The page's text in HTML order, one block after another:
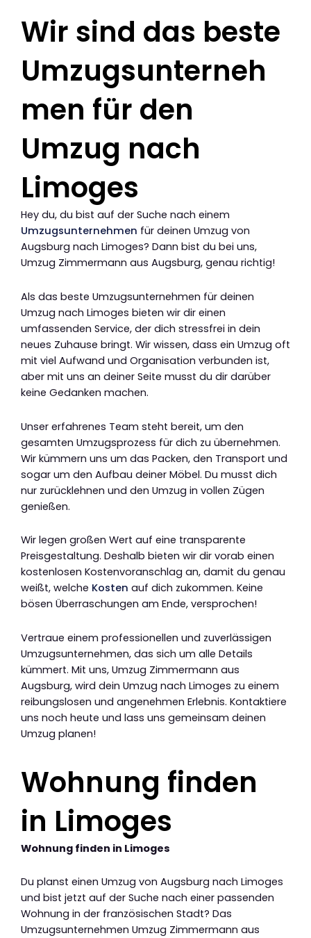
Wir sind das beste
Umzugsunterneh
men für den
Umzug nach
Limoges
Hey du, du bist auf der Suche nach einem
Umzugsunternehmen für deinen Umzug von
Augsburg nach Limoges? Dann bist du bei uns,
Umzug Zimmermann aus Augsburg, genau richtig!
Als das beste Umzugsunternehmen für deinen
Umzug nach Limoges bieten wir dir einen
umfassenden Service, der dich stressfrei in dein
neues Zuhause bringt. Wir wissen, dass ein Umzug oft
mit viel Aufwand und Organisation verbunden ist,
aber mit uns an deiner Seite musst du dir darüber
keine Gedanken machen.
Unser erfahrenes Team steht bereit, um den
gesamten Umzugsprozess für dich zu übernehmen.
Wir kümmern uns um das Packen, den Transport und
sogar um den Aufbau deiner Möbel. Du musst dich
nur zurücklehnen und den Umzug in vollen Zügen
genießen.
Wir legen großen Wert auf eine transparente
Preisgestaltung. Deshalb bieten wir dir vorab einen
kostenlosen Kostenvoranschlag an, damit du genau
weißt, welche Kosten auf dich zukommen. Keine
bösen Überraschungen am Ende, versprochen!
Vertraue einem professionellen und zuverlässigen
Umzugsunternehmen, das sich um alle Details
kümmert. Mit uns, Umzug Zimmermann aus
Augsburg, wird dein Umzug nach Limoges zu einem
reibungslosen und angenehmen Erlebnis. Kontaktiere
uns noch heute und lass uns gemeinsam deinen
Umzug planen!
Wohnung finden
in Limoges
Wohnung finden in Limoges
Du planst einen Umzug von Augsburg nach Limoges
und bist jetzt auf der Suche nach einer passenden
Wohnung in der französischen Stadt? Das
Umzugsunternehmen Umzug Zimmermann aus